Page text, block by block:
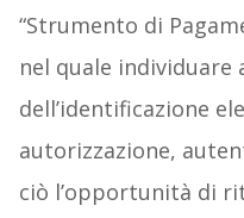
“Strumento di
nel quale
dell’identificazione
autorizzazione,
ciò l’opportunità di